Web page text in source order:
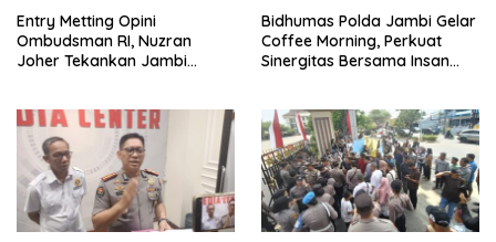
Entry Metting Opini
Ombudsman RI, Nuzran
Joher Tekankan Jambi
Bidhumas Polda Jambi Gelar
Coffee Morning, Perkuat
Sinergitas Bersama Insan